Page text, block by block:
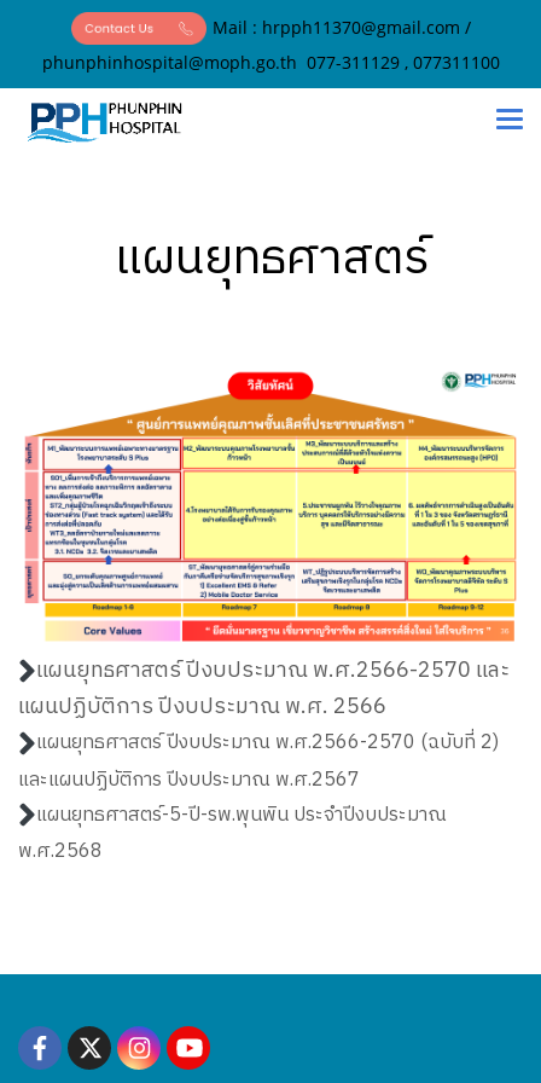
Mail : hrpph11370@gmail.com /
phunphinhospital@moph.go.th 077-311129 , 077311100
แผนยุทธศาสตร์
แผนยุทธศาสตร์ ปีงบประมาณ พ.ศ.2566-2570 และ
แผนปฏิบัติการ ปีงบประมาณ พ.ศ. 2566
แผนยุทธศาสตร์ ปีงบประมาณ พ.ศ.2566-2570 (ฉบับที่ 2)
และแผนปฏิบัติการ ปีงบประมาณ พ.ศ.2567
แผนยุทธศาสตร์-5-ปี-รพ.พุนพิน ประจำปีงบประมาณ
พ.ศ.2568